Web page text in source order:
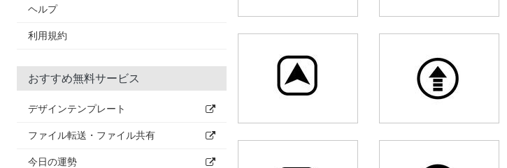
ヘルプ
利用規約
おすすめ無料サービス
デザインテンプレート
ファイル転送・ファイル共有
今日の運勢